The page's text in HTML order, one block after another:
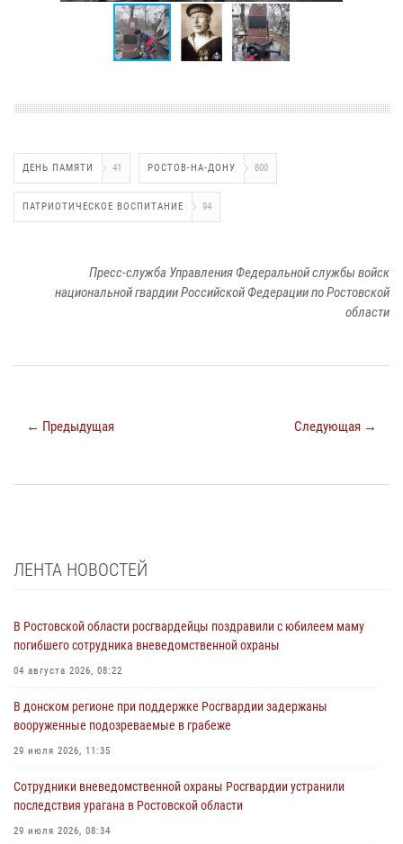
ДЕНЬ ПАМЯТИ 41 РОСТОВ-НА-ДОНУ 800
ПАТРИОТИЧЕСКОЕ ВОСПИТАНИЕ 94
Пресс-служба Управления Федеральной службы войск
национальной гвардии Российской Федерации по Ростовской
области
← Предыдущая Следующая →
ЛЕНТА НОВОСТЕЙ
В Ростовской области росгвардейцы поздравили с юбилеем маму
погибшего сотрудника вневедомственной охраны
04 августа 2026, 08:22
В донском регионе при поддержке Росгвардии задержаны
вооруженные подозреваемые в грабеже
29 июля 2026, 11:35
Сотрудники вневедомственной охраны Росгвардии устранили
последствия урагана в Ростовской области
29 июля 2026, 08:34